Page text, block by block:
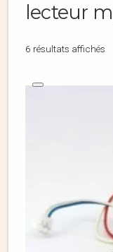
lecteur
6 résultats affichés